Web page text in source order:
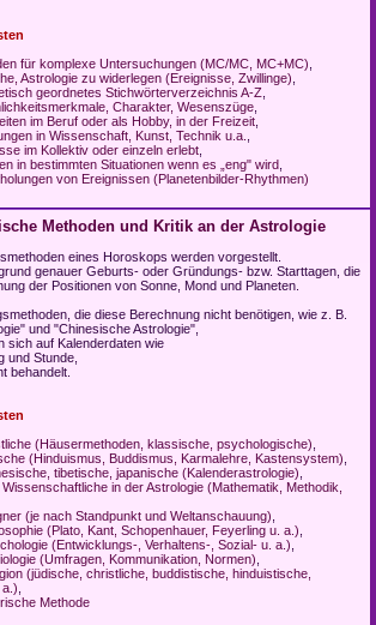
für komplexe Untersuchungen (MC/MC, MC+MC)
Astrologie zu widerlegen (Ereignisse, Zwillinge)
geordnetes Stichwörterverzeichnis A-Z,
Charakter, Wesenszüge,
im Beruf oder als Hobby, in der Freizeit,
in Wissenschaft, Kunst, Technik u.a.
im Kollektiv oder einzeln erlebt,
in bestimmten Situationen wenn es „eng" wird,
von Ereignissen (Planetenbilder-Rhythmen)
Methoden und Kritik an der Astrologie
eines Horoskops werden vorgestellt.
genauer Geburts- oder Gründungs- bzw. Starttagen, die
der Positionen von Sonne, Mond und Planeten.
die diese Berechnung nicht benötigen, wie z. B.
und "Chinesische Astrologie",
sich auf Kalenderdaten wie
und Stunde,
behandelt.
(Häusermethoden, klassische, psychologische)
(Hinduismus, Buddismus, Karmalehre, Kastensystem)
tibetische, japanische (Kalenderastrologie)
in der Astrologie (Mathematik, Methodik,
(je nach Standpunkt und Weltanschauung)
(Plato, Kant, Schopenhauer, Feyerling u. a.)
(Entwicklungs-, Verhaltens-, Sozial- u. a.)
(Umfragen, Kommunikation, Normen)
(jüdische, christliche, buddistische, hinduistische,
Methode